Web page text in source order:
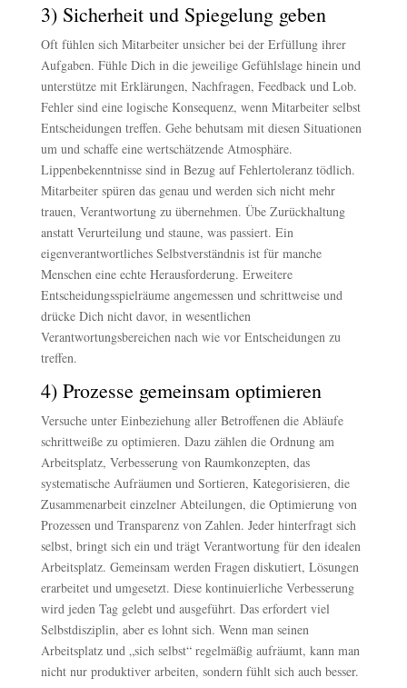
3) Sicherheit und Spiegelung geben
Oft fühlen sich Mitarbeiter unsicher bei der Erfüllung ihrer
Aufgaben. Fühle Dich in die jeweilige Gefühlslage hinein und
unterstütze mit Erklärungen, Nachfragen, Feedback und Lob.
Fehler sind eine logische Konsequenz, wenn Mitarbeiter selbst
Entscheidungen treffen. Gehe behutsam mit diesen Situationen
um und schaffe eine wertschätzende Atmosphäre.
Lippenbekenntnisse sind in Bezug auf Fehlertoleranz tödlich.
Mitarbeiter spüren das genau und werden sich nicht mehr
trauen, Verantwortung zu übernehmen. Übe Zurückhaltung
anstatt Verurteilung und staune, was passiert. Ein
eigenverantwortliches Selbstverständnis ist für manche
Menschen eine echte Herausforderung. Erweitere
Entscheidungsspielräume angemessen und schrittweise und
drücke Dich nicht davor, in wesentlichen
Verantwortungsbereichen nach wie vor Entscheidungen zu
treffen.
4) Prozesse gemeinsam optimieren
Versuche unter Einbeziehung aller Betroffenen die Abläufe
schrittweiße zu optimieren. Dazu zählen die Ordnung am
Arbeitsplatz, Verbesserung von Raumkonzepten, das
systematische Aufräumen und Sortieren, Kategorisieren, die
Zusammenarbeit einzelner Abteilungen, die Optimierung von
Prozessen und Transparenz von Zahlen. Jeder hinterfragt sich
selbst, bringt sich ein und trägt Verantwortung für den idealen
Arbeitsplatz. Gemeinsam werden Fragen diskutiert, Lösungen
erarbeitet und umgesetzt. Diese kontinuierliche Verbesserung
wird jeden Tag gelebt und ausgeführt. Das erfordert viel
Selbstdisziplin, aber es lohnt sich. Wenn man seinen
Arbeitsplatz und „sich selbst“ regelmäßig aufräumt, kann man
nicht nur produktiver arbeiten, sondern fühlt sich auch besser.